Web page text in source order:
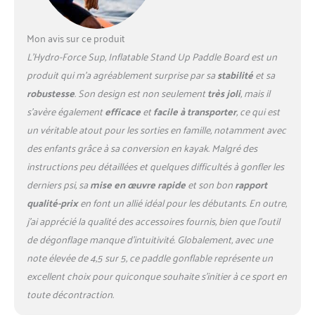
le sup dégonflé Coussin
antidérapant : la planche à
pagaie gonflable Oceana
bénéficie d'un coussin de
traction antidérapant qui
offre une meilleure
adhérence pour plus de
confort et de stabilité sur
l'eau Sac de voyage et
poignée de transport :
comprend un sac à dos de
voyage pour transporter
votre planche de SUP et une
poignée de pont pratique
pour transporter votre
planche hors de l'eau.
Mon avis sur ce produit
L’Hydro-Force Sup, Inflatable Stand Up Paddle Board est un
produit qui m’a agréablement surprise par sastabilitéet sa
robustesse. Son design est non seulementtrès joli, mais il
s’avère égalementefficaceetfacile à transporter, ce qui est
un véritable atout pour les sorties en famille, notamment avec
des enfants grâce à sa conversion en kayak. Malgré des
instructions peu détaillées et quelques difficultés à gonfler les
derniers psi, samise en œuvre rapideet son bonrapport
qualité-prixen font un allié idéal pour les débutants. En outre,
j’ai apprécié la qualité des accessoires fournis, bien que l’outil
de dégonflage manque d’intuitivité. Globalement, avec une
note élevée de 4,5 sur 5, ce paddle gonflable représente un
excellent choix pour quiconque souhaite s’initier à ce sport en
toute décontraction.